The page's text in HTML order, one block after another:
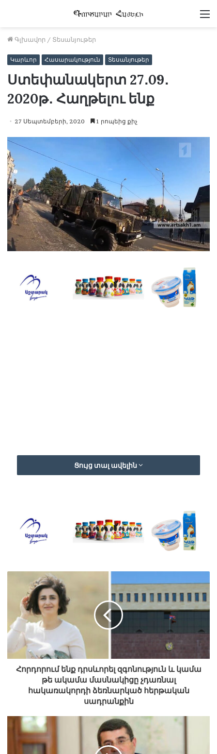
Գլխավոր / Տեսանյութեր
Կարևոր Հասարակություն Տեսանյութեր
Ստեփանակերտ 27․09․
2020թ․ Հաղթելու ենք
27 Սեպտեմբերի, 2020 1 րոպեից քիչ
Ցույց տալ ավելին
Հորդորում ենք դրսևորել զգոնություն և կամա
թե ակամա մասնակիցը չդառնալ
հակառակորդի ձեռնարկած հերթական
սադրանքին